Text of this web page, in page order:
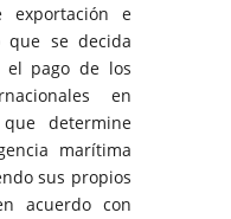
exportación e
que se decida
el pago de los
en
determine
marítima
sus propios
acuerdo con